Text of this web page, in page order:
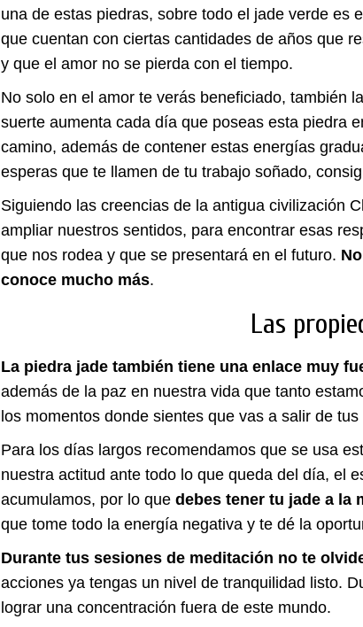
una de estas piedras, sobre todo el jade verde es
que cuentan con ciertas cantidades de años que
y que el amor no se pierda con el tiempo.
No solo en el amor te verás beneficiado, también
suerte aumenta cada día que poseas esta piedra
camino, además de contener estas energías
esperas que te llamen de tu trabajo soñado,
Siguiendo las creencias de la antigua civilización
ampliar nuestros sentidos, para encontrar esas
que nos rodea y que se presentará en el futuro.
conoce mucho más.
Las
La piedra jade también tiene una enlace muy
además de la paz en nuestra vida que tanto
los momentos donde sientes que vas a salir de
Para los días largos recomendamos que se usa
nuestra actitud ante todo lo que queda del día, el
acumulamos, por lo quedebes tener tu jade a la
que tome todo la energía negativa y te dé la
Durante tus sesiones de meditación no te
acciones ya tengas un nivel de tranquilidad listo.
lograr una concentración fuera de este mundo.